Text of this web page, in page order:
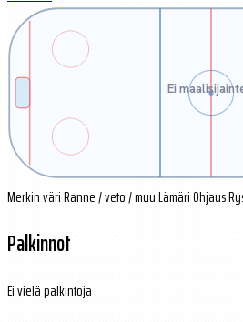
Ei
Merkin väriRanne / veto / muuLämäriOhjaus
Palkinnot
Ei vielä palkintoja